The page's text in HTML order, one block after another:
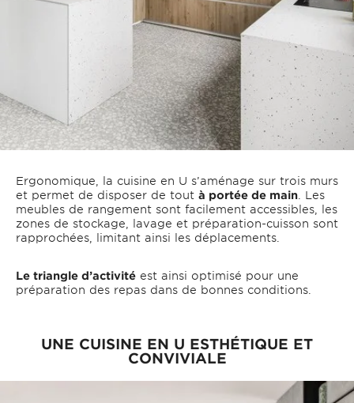
Ergonomique, la cuisine en U s’aménage sur trois murs
et permet de disposer de tout à portée de main . Les
meubles de rangement sont facilement accessibles, les
zones de stockage, lavage et préparation-cuisson sont
rapprochées, limitant ainsi les déplacements.
Le triangle d’activité est ainsi optimisé pour une
préparation des repas dans de bonnes conditions.
UNE CUISINE EN U ESTHÉTIQUE ET
CONVIVIALE